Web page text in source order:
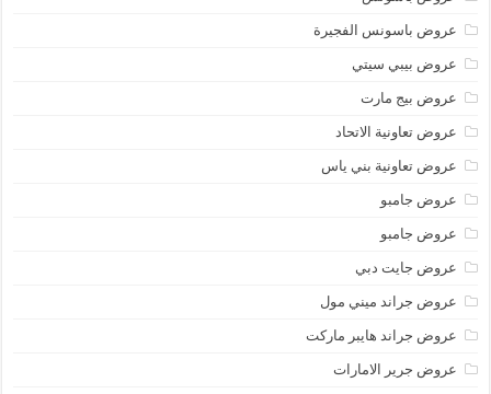
عروض باسونس الفجيرة
عروض بيبي سيتي
عروض بيج مارت
عروض تعاونية الاتحاد
عروض تعاونية بني ياس
عروض جامبو
عروض جامبو
عروض جايت دبي
عروض جراند ميني مول
عروض جراند هايبر ماركت
عروض جرير الامارات